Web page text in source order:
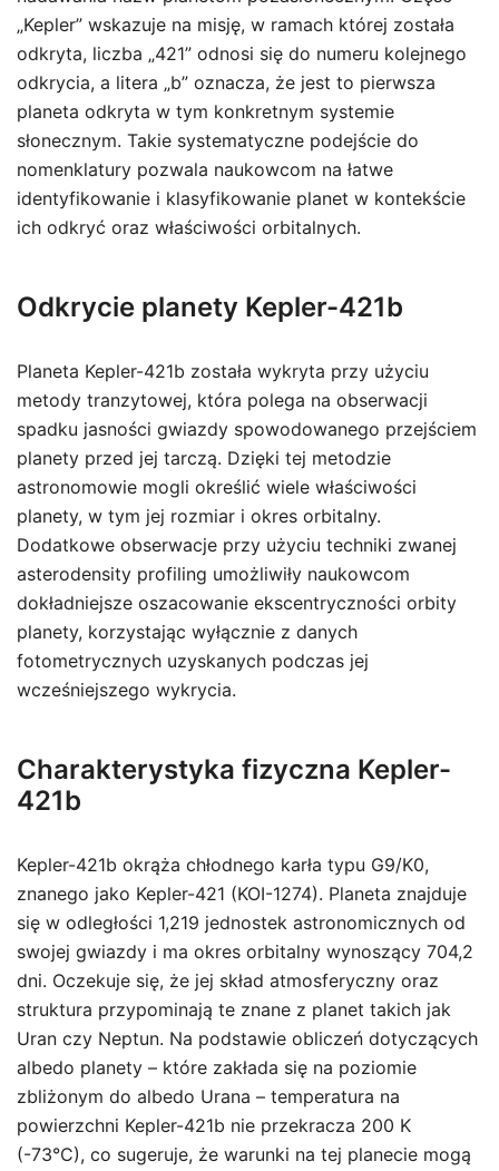
„Kepler” wskazuje na misję, w ramach której została
odkryta, liczba „421” odnosi się do numeru kolejnego
odkrycia, a litera „b” oznacza, że jest to pierwsza
planeta odkryta w tym konkretnym systemie
słonecznym. Takie systematyczne podejście do
nomenklatury pozwala naukowcom na łatwe
identyfikowanie i klasyfikowanie planet w kontekście
ich odkryć oraz właściwości orbitalnych.
Odkrycie planety Kepler-421b
Planeta Kepler-421b została wykryta przy użyciu
metody tranzytowej, która polega na obserwacji
spadku jasności gwiazdy spowodowanego przejściem
planety przed jej tarczą. Dzięki tej metodzie
astronomowie mogli określić wiele właściwości
planety, w tym jej rozmiar i okres orbitalny.
Dodatkowe obserwacje przy użyciu techniki zwanej
asterodensity profiling umożliwiły naukowcom
dokładniejsze oszacowanie ekscentryczności orbity
planety, korzystając wyłącznie z danych
fotometrycznych uzyskanych podczas jej
wcześniejszego wykrycia.
Charakterystyka fizyczna Kepler-
421b
Kepler-421b okrąża chłodnego karła typu G9/K0,
znanego jako Kepler-421 (KOI-1274). Planeta znajduje
się w odległości 1,219 jednostek astronomicznych od
swojej gwiazdy i ma okres orbitalny wynoszący 704,2
dni. Oczekuje się, że jej skład atmosferyczny oraz
struktura przypominają te znane z planet takich jak
Uran czy Neptun. Na podstawie obliczeń dotyczących
albedo planety – które zakłada się na poziomie
zbliżonym do albedo Urana – temperatura na
powierzchni Kepler-421b nie przekracza 200 K
(-73°C), co sugeruje, że warunki na tej planecie mogą